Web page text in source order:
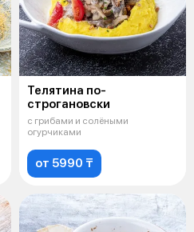
Телятина по-
строгановски
с грибами и солёными
огурчиками
от 5990 ₸